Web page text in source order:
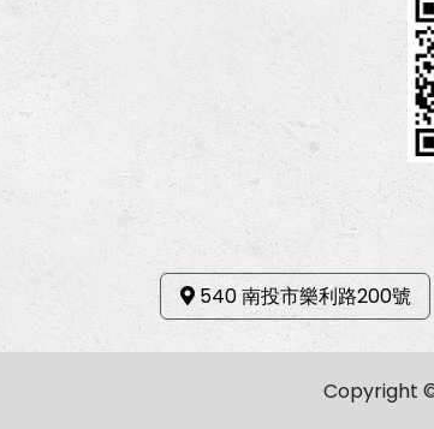
540 南投市樂利路200號
Copyright